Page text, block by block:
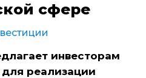
сфере
инвесторам
для реализации